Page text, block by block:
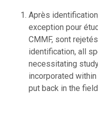
Après
exception pour
CMMF, sont
identification, all
necessitating
incorporated
put back in the